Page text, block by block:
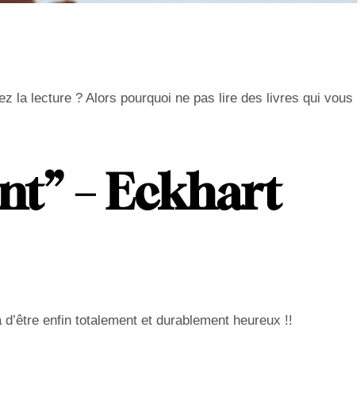
la lecture ? Alors pourquoi ne pas lire des livres qui vous
– Eckhart
enfin totalement et durablement heureux !!